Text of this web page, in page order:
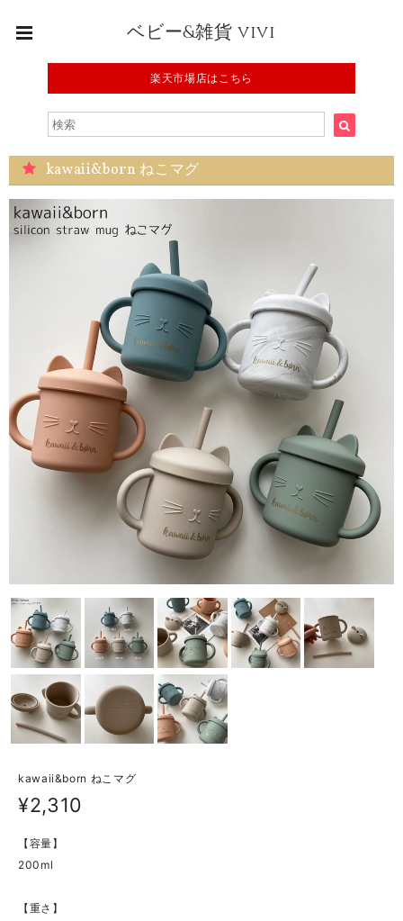
ベビー&雑貨 vivi
楽天市場店はこちら
kawaii&born ねこマグ
kawaii&born ねこマグ
¥2,310
【容量】
200ml
【重さ】